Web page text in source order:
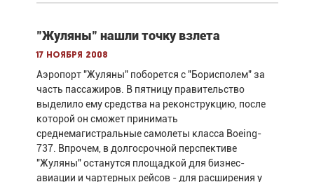
"Жуляны" нашли точку взлета
17 ноября 2008
Аэропорт "Жуляны" поборется с "Борисполем" за
часть пассажиров. В пятницу правительство
выделило ему средства на реконструкцию, после
которой он сможет принимать
среднемагистральные самолеты класса Boeing-
737. Впрочем, в долгосрочной перспективе
"Жуляны" останутся площадкой для бизнес-
авиации и чартерных рейсов - для расширения у